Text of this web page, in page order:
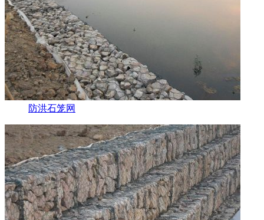
防洪石笼网